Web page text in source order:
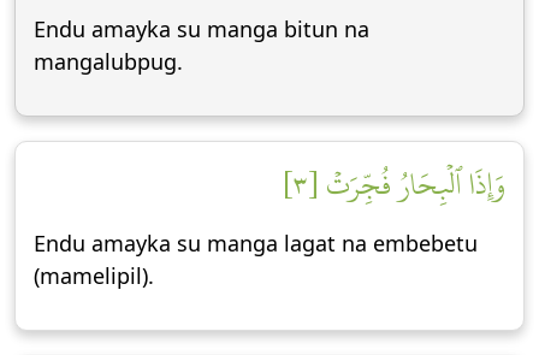
Endu amayka su manga bitun na
mangalubpug.
وَإِذَا ٱلۡبِحَارُ فُجِّرَتۡ [٣]
Endu amayka su manga lagat na embebetu
(mamelipil).